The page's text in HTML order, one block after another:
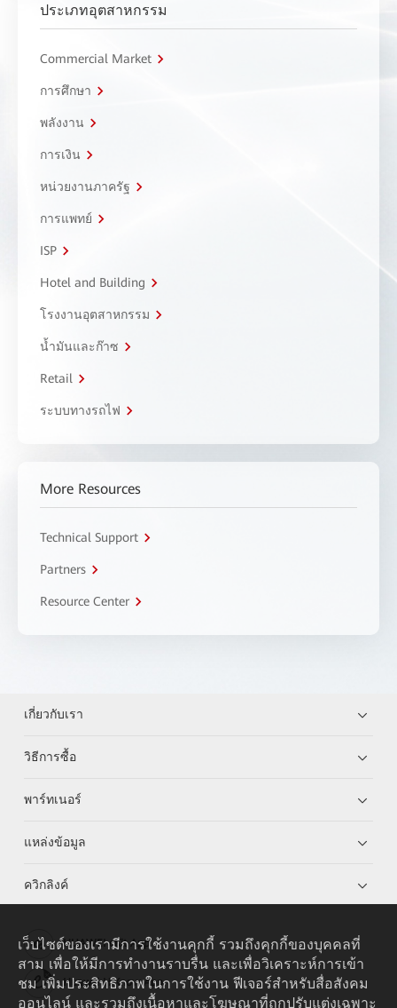
ประเภทอุตสาหกรรม
Commercial Market
การศึกษา
พลังงาน
การเงิน
หน่วยงานภาครัฐ
การแพทย์
ISP
Hotel and Building
โรงงานอุตสาหกรรม
น้ำมันและก๊าซ
Retail
ระบบทางรถไฟ
More Resources
Technical Support
Partners
Resource Center
เกี่ยวกับเรา
วิธีการซื้อ
พาร์ทเนอร์
แหล่งข้อมูล
ควิกลิงค์
HUAWEI eKit App
Huawei HiKnow App
เว็บไซต์ของเรามีการใช้งานคุกกี้ รวมถึงคุกกี้ของบุคคลที่
สาม เพื่อให้มีการทำงานราบรื่น และเพื่อวิเคราะห์การเข้า
ชม เพิ่มประสิทธิภาพในการใช้งาน ฟีเจอร์สำหรับสื่อสังคม
ออนไลน์ และรวมถึงเนื้อหาและโฆษณาที่ถูกปรับแต่งเฉพาะ